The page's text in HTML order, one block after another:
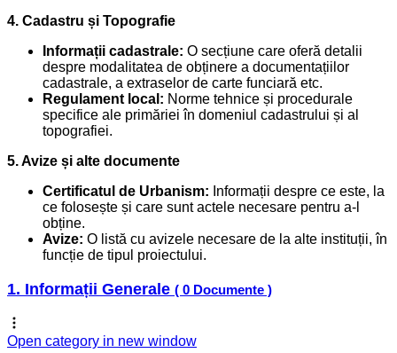
4. Cadastru și Topografie
Informații cadastrale: O secțiune care oferă detalii
despre modalitatea de obținere a documentațiilor
cadastrale, a extraselor de carte funciară etc.
Regulament local: Norme tehnice și procedurale
specifice ale primăriei în domeniul cadastrului și al
topografiei.
5. Avize și alte documente
Certificatul de Urbanism: Informații despre ce este, la
ce folosește și care sunt actele necesare pentru a-l
obține.
Avize: O listă cu avizele necesare de la alte instituții, în
funcție de tipul proiectului.
1. Informații Generale ( 0 Documente )
Open category in new window